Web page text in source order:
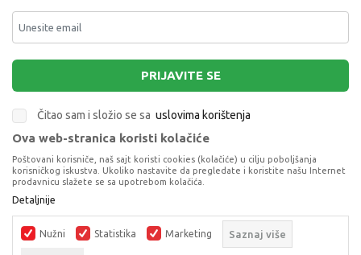
PRIJAVITE SE
Čitao sam i složio se sa uslovima korištenja
Terms of Serviceapply.
Ova web-stranica koristi kolačiće
Poštovani korisniče, naš sajt koristi cookies (kolačiće) u cilju poboljšanja
korisničkog iskustva. Ukoliko nastavite da pregledate i koristite našu Internet
prodavnicu slažete se sa upotrebom kolačića.
Detaljnije
Nužni Statistika Marketing Saznaj više